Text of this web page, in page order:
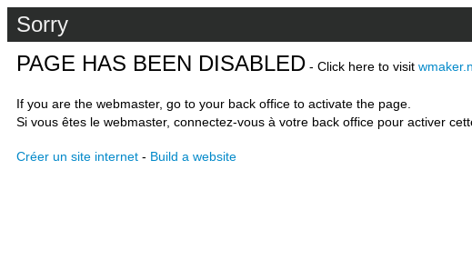
Sorry
PAGE HAS BEEN DISABLED - Click here to visit
If you are the webmaster, go to your back office to activate the page.
Si vous êtes le webmaster, connectez-vous à votre back office pour activer
Créer un site internet - Build a website